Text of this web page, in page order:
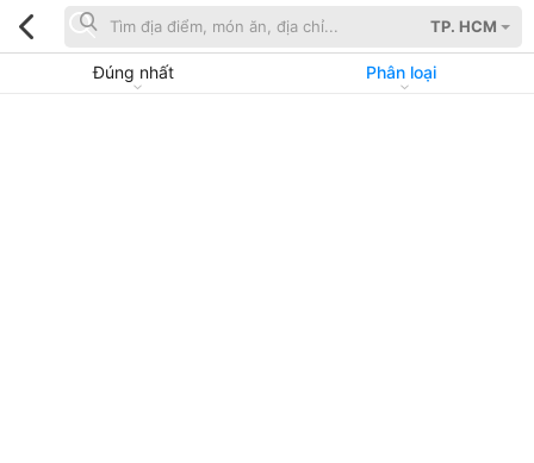
TP. HCM
Đúng nhất Phân loại